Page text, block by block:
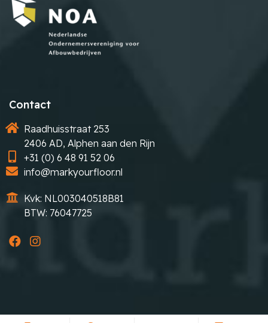
Contact
Raadhuisstraat 253
2406 AD, Alphen aan den Rijn
+31 (0) 6 48 91 52 06
info@markyourfloor.nl
Kvk: NL003040518B81
BTW: 76047725